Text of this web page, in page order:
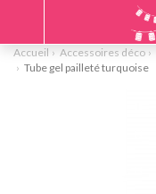
Accueil Accessoires déco
Tube gel pailleté turquoise